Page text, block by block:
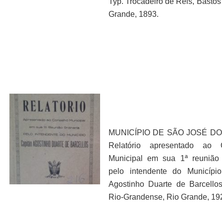
Grande, 1893.
MUNICÍPIO DE SÃO JOSÉ
Relatório apresentado ao
Municipal em sua 1ª reunião
pelo intendente do
Agostinho Duarte de
Rio-Grandense, Rio Grande,